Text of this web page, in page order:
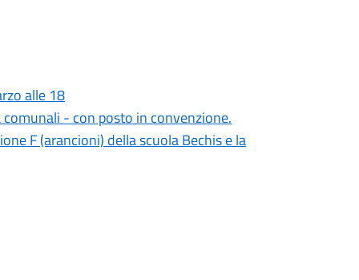
alle 18
- con posto in convenzione.
F (arancioni) della scuola Bechis e la